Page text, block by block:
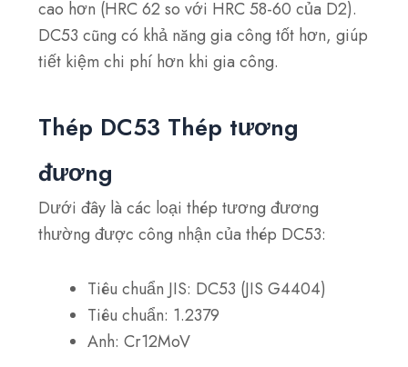
cao hơn (HRC 62 so với HRC 58-60 của D2).
DC53 cũng có khả năng gia công tốt hơn, giúp
tiết kiệm chi phí hơn khi gia công.
Thép DC53 Thép tương
đương
Dưới đây là các loại thép tương đương
thường được công nhận của thép DC53:
Tiêu chuẩn JIS: DC53 (JIS G4404)
Tiêu chuẩn: 1.2379
Anh: Cr12MoV